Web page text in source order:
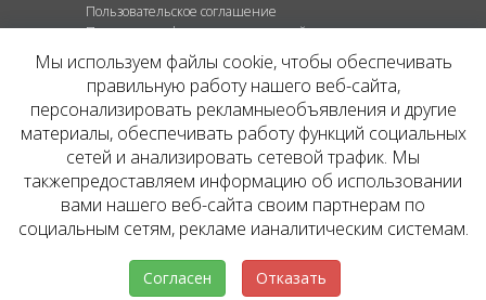
Пользовательское соглашение
Политика конфиденциальности сайта
Политика обработки персональных данных
© ОФИЦИАЛЬНЫЙ САЙТ КОМПАНИИ
INVESTATE, 2026
Представленная на сайте агентства информация,
в т.ч. стоимости объектов, носит информационный
характер и не является публичной офертой. Условия
аренды объекта могут быть изменены собственником
без уведомления.
Мы используем файлы cookie, чтобы обеспечивать
правильную работу нашего веб-сайта,
персонализировать рекламныеобъявления и другие
материалы, обеспечивать работу функций социальных
сетей и анализировать сетевой трафик. Мы
такжепредоставляем информацию об использовании
вами нашего веб-сайта своим партнерам по
социальным сетям, рекламе ианалитическим системам.
Согласен Отказать